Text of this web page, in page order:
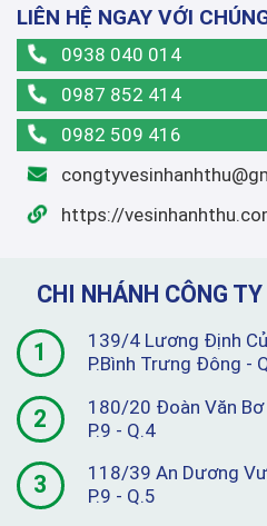
LIÊN HỆ NGAY VỚI
0938 040 014
0987 852 414
0982 509 416
https://
CHI NHÁNH CÔNG
1
139/4 Lương Định
P.Bình Trưng Đông -
2
180/20 Đoàn Văn Bơ
P.9 - Q.4
3
118/39 An Dương
P.9 - Q.5